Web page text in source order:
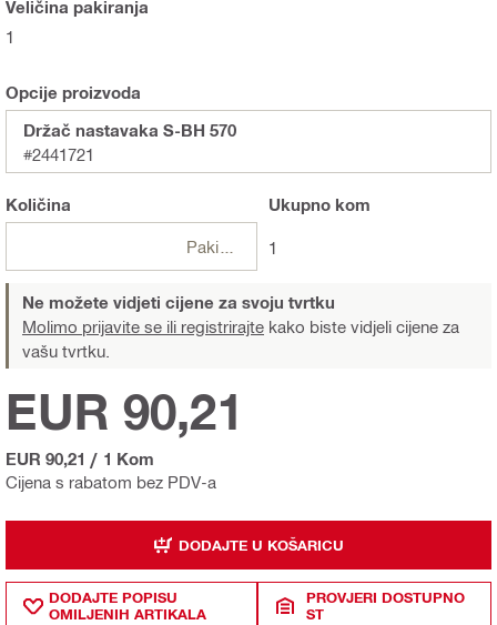
Veličina pakiranja
1
Opcije proizvoda
Držač nastavaka S-BH 570
#2441721
Količina Ukupnokom
1
Ne možete vidjeti cijene za svoju tvrtku
Molimo prijavite se ili registrirajte kako biste vidjeli cijene za
vašu tvrtku.
Cijena s rabatom bez PDV-a
EUR 90,21
EUR 90,21 / 1 Kom
DODAJTE U KOŠARICU
DODAJTE POPISU
OMILJENIH ARTIKALA
PROVJERI DOSTUPNO
ST